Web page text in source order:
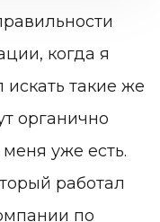
когда я
искать такие же
органично
меня уже есть.
работал
по